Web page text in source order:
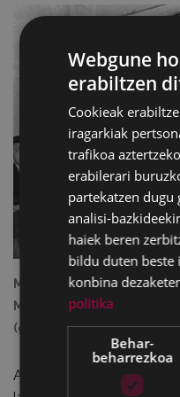
Mercedes Kareaga, Kepa
Manuel Egileor. Argazkia:
(guregipuzkoa).
Abenduaren 1a izango
Webgune
erabiltzen
Cookieak
iragarkiak
trafikoa
erabilerari
partekatzen dugu
analisi-
haiek beren
bildu duten
konbina
politika
Behar-
beharrezkoa